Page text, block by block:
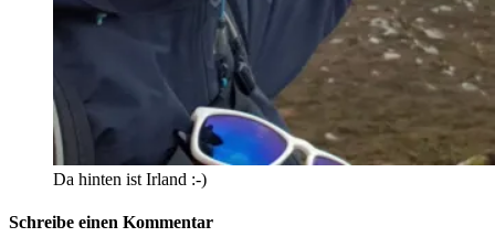
Da hinten ist Irland :-)
Schreibe einen Kommentar